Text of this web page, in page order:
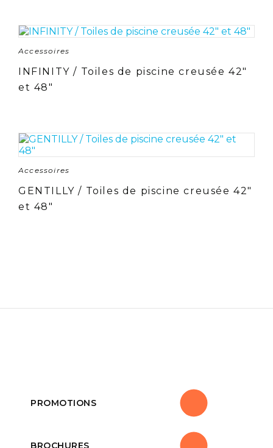
Accessoires
INFINITY / Toiles de piscine creusée 42″
et 48″
Accessoires
GENTILLY / Toiles de piscine creusée 42″
et 48″
PROMOTIONS
BROCHURES